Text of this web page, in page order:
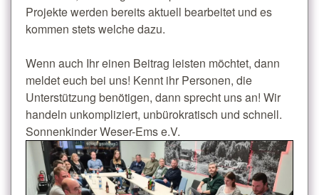
Projekte werden bereits aktuell bearbeitet und es
kommen stets welche dazu.
Wenn auch Ihr einen Beitrag leisten möchtet, dann
meldet euch bei uns! Kennt ihr Personen, die
Unterstützung benötigen, dann sprecht uns an! Wir
handeln unkompliziert, unbürokratisch und schnell.
Sonnenkinder Weser-Ems e.V.